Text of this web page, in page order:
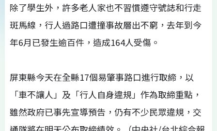
除了學生外，許多老人家也不習慣遵守號誌和行走
斑馬線，行人過路口遭撞事故層出不窮，去年到今
年6月已發生逾百件，造成164人受傷。
屏東縣今天在全縣17個易肇事路口進行取締，以
「車不讓人」及「行人自身違規」作為取締重點，
雖然政府已事先宣導預告，仍有不少民眾違規，交